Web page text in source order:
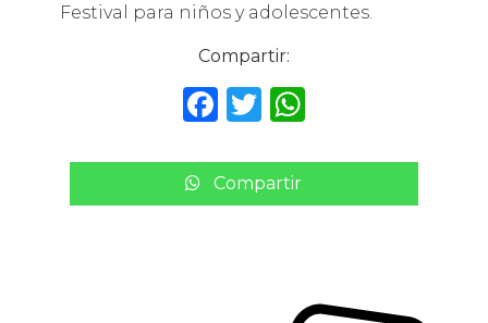
Festival para niños y adolescentes.
Compartir:
F
c
e
T
it
te
W
a
ts
p
Compartir